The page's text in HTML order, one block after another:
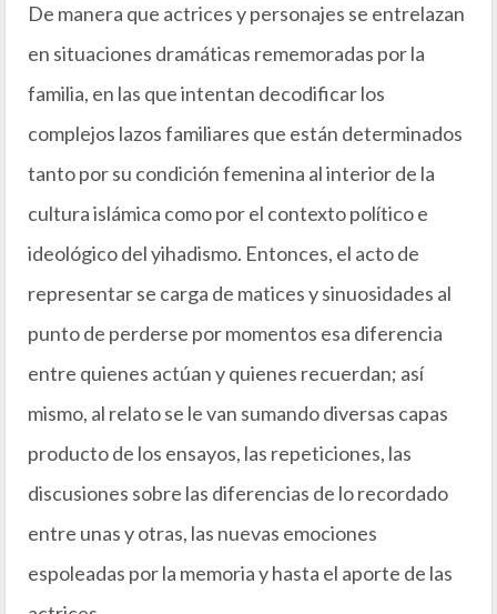
De manera que actrices y personajes se entrelazan
en situaciones dramáticas rememoradas por la
familia, en las que intentan decodificar los
complejos lazos familiares que están determinados
tanto por su condición femenina al interior de la
cultura islámica como por el contexto político e
ideológico del yihadismo. Entonces, el acto de
representar se carga de matices y sinuosidades al
punto de perderse por momentos esa diferencia
entre quienes actúan y quienes recuerdan; así
mismo, al relato se le van sumando diversas capas
producto de los ensayos, las repeticiones, las
discusiones sobre las diferencias de lo recordado
entre unas y otras, las nuevas emociones
espoleadas por la memoria y hasta el aporte de las